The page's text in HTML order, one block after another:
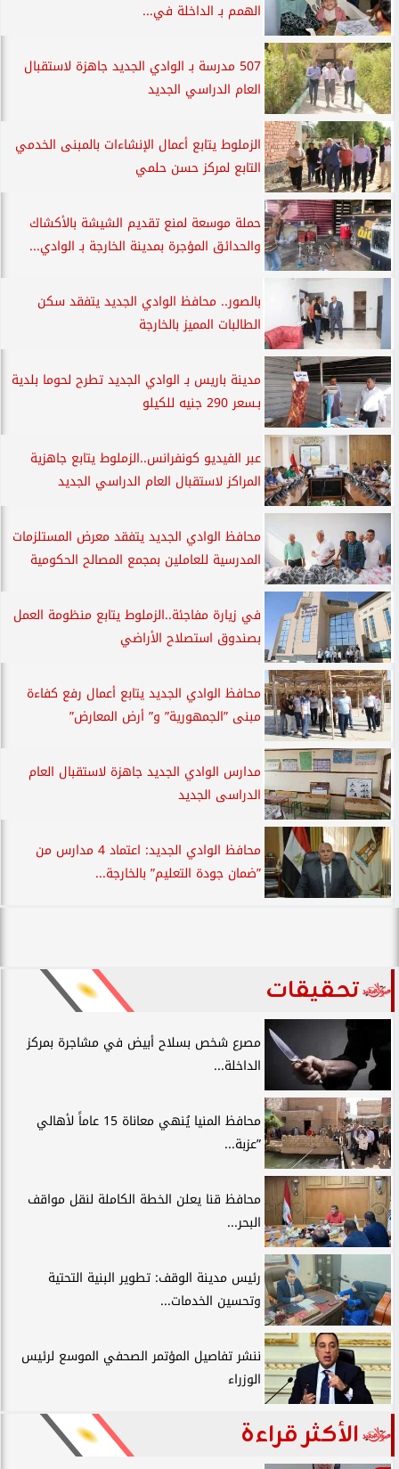
الهمم بـ الداخلة في...
507 مدرسة بـ الوادي الجديد جاهزة لاستقبال
العام الدراسي الجديد
الزملوط يتابع أعمال الإنشاءات بالمبنى الخدمي
التابع لمركز حسن حلمي
حملة موسعة لمنع تقديم الشيشة بالأكشاك
والحدائق المؤجرة بمدينة الخارجة بـ الوادي...
بالصور.. محافظ الوادي الجديد يتفقد سكن
الطالبات المميز بالخارجة
مدينة باريس بـ الوادي الجديد تطرح لحوما بلدية
بـسعر 290 جنيه للكيلو
عبر الفيديو كونفرانس..الزملوط يتابع جاهزية
المراكز لاستقبال العام الدراسي الجديد
محافظ الوادي الجديد يتفقد معرض المستلزمات
المدرسية للعاملين بمجمع المصالح الحكومية
في زيارة مفاجئة..الزملوط يتابع منظومة العمل
بصندوق استصلاح الأراضي
محافظ الوادي الجديد يتابع أعمال رفع كفاءة
مبنى ”الجمهورية” و” أرض المعارض”
مدارس الوادي الجديد جاهزة لاستقبال العام
الدراسى الجديد
محافظ الوادي الجديد: اعتماد 4 مدارس من
”ضمان جودة التعليم” بالخارجة...
تحقيقات
مصرع شخص بسلاح أبيض في مشاجرة بمركز
الداخلة...
محافظ المنيا يُنهي معاناة 15 عاماً لأهالي
”عزبة...
محافظ قنا يعلن الخطة الكاملة لنقل مواقف
البحر...
رئيس مدينة الوقف: تطوير البنية التحتية
وتحسين الخدمات...
ننشر تفاصيل المؤتمر الصحفي الموسع لرئيس
الوزراء
الأكثر قراءة